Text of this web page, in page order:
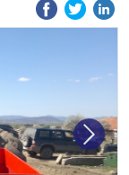
Next